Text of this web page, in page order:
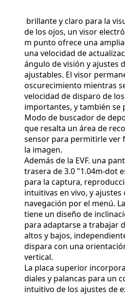
brillante y claro para la
de los ojos, un visor
m punto ofrece una
una velocidad de
ángulo de visión y ajustes
ajustables. El visor
oscurecimiento mientras
velocidad de disparo de
importantes, y también se
Modo de buscador de
que resalta un área de
sensor para permitirle ver
la imagen.
Además de la EVF. una
trasera de 3.0 "1.04m-dot
para la captura,
intuitivas en vivo, y
navegación por el menú.
tiene un diseño de
para adaptarse a trabajar
altos y bajos,
dispara con una
vertical.
La placa superior
diales y palancas para un
intuitivo de los ajustes de